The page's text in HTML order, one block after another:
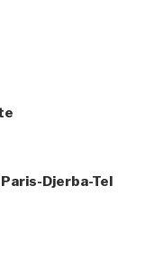
Djerba-Tel